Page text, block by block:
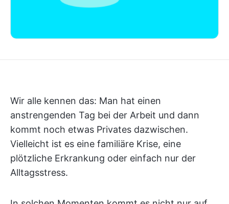
Wir alle kennen das: Man hat einen
anstrengenden Tag bei der Arbeit und dann
kommt noch etwas Privates dazwischen.
Vielleicht ist es eine familiäre Krise, eine
plötzliche Erkrankung oder einfach nur der
Alltagsstress.